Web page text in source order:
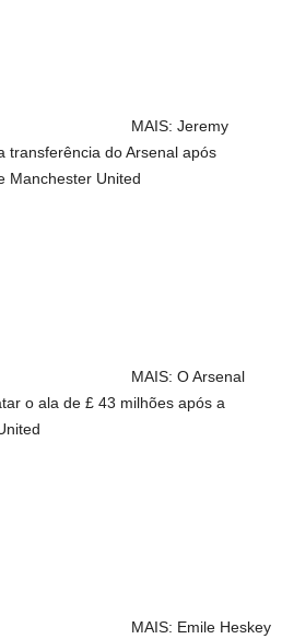
MAIS: Jeremy
transferência do Arsenal após
Manchester United
MAIS: O Arsenal
o ala de £ 43 milhões após a
MAIS: Emile Heskey